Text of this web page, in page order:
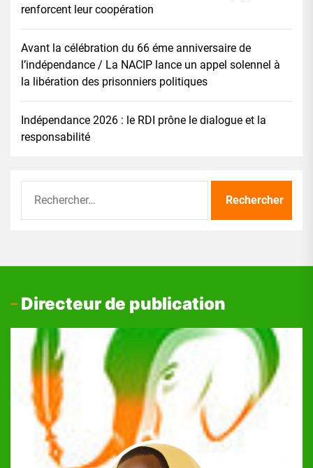
renforcent leur coopération
Avant la célébration du 66 éme anniversaire de
l’indépendance / La NACIP lance un appel solennel à
la libération des prisonniers politiques
Indépendance 2026 : le RDI prône le dialogue et la
responsabilité
Directeur de publication